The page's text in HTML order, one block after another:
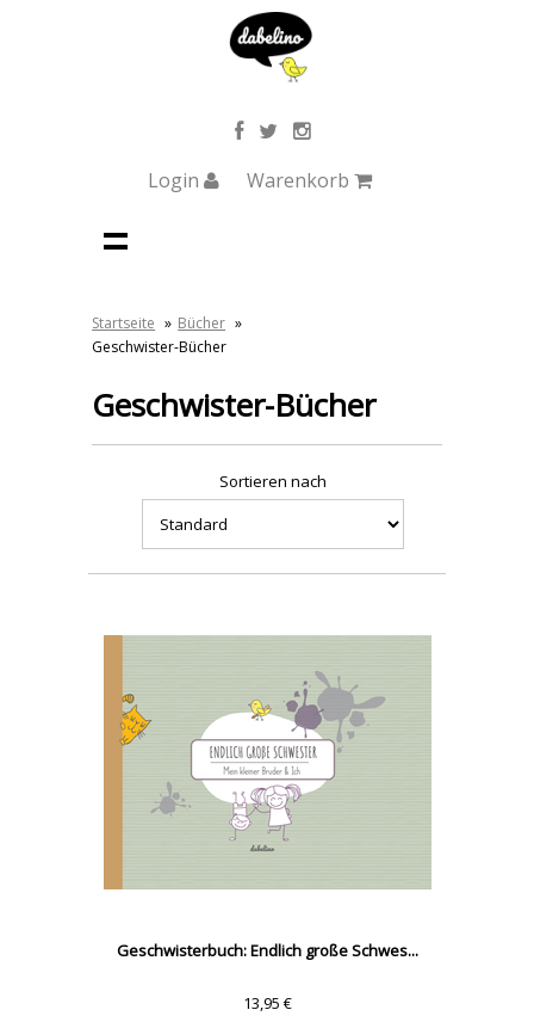
Login Warenkorb
Startseite » Bücher »
Geschwister-Bücher
Geschwister-Bücher
Sortieren nach
Geschwisterbuch: Endlich große Schwes...
13,95 €